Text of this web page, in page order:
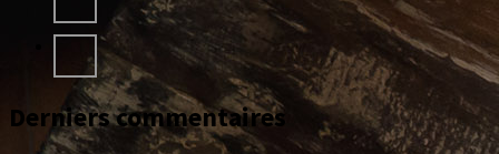
Derniers commentaires